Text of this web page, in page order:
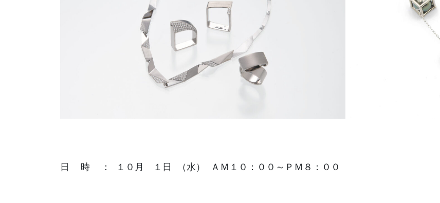
日  時  ： １０月　１日 （水） ＡＭ１０：００～ＰＭ８：００